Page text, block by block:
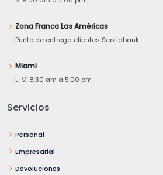
Zona Franca Las Américas
Punto de entrega clientes Scotiabank
Miami
L-V: 8:30 am a 5:00 pm
Servicios
Personal
Empresarial
Devoluciones